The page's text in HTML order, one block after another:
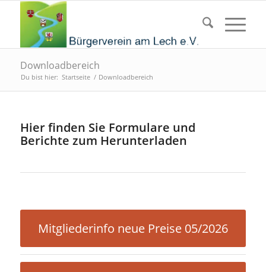
Downloadbereich
Du bist hier: Startseite / Downloadbereich
Hier finden Sie Formulare und
Berichte zum Herunterladen
Mitgliederinfo neue Preise 05/2026